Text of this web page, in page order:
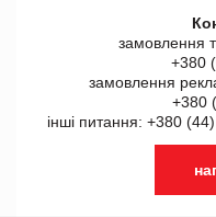
замовлення
+380
замовлення
+380
інші питання: +380